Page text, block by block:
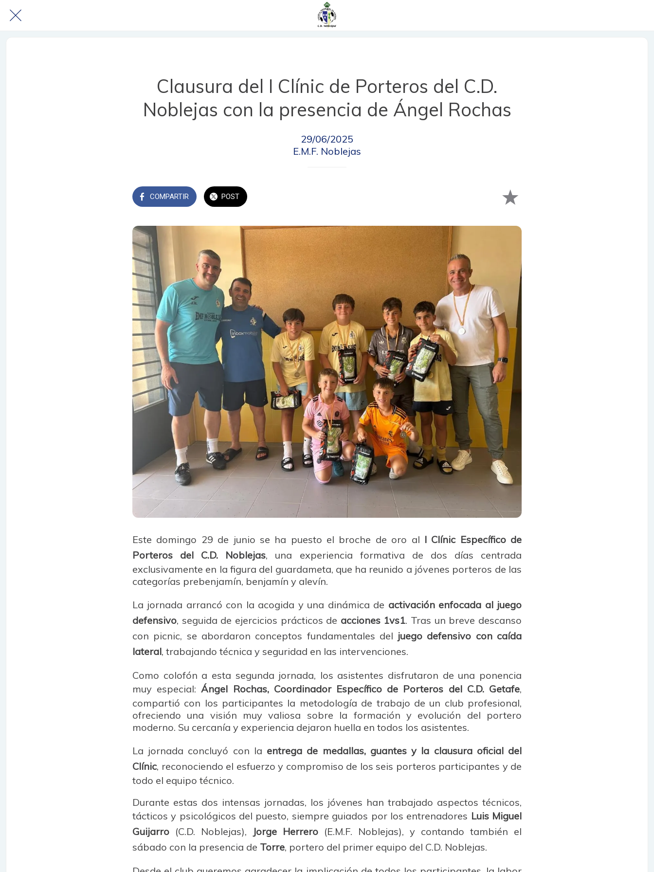
Clausura del I Clínic de Porteros del C.D.
Noblejas con la presencia de Ángel Rochas
29/06/2025
E.M.F. Noblejas
COMPARTIR POST
Este domingo 29 de junio se ha puesto el broche de oro al I Clínic Específico de
Porteros del C.D. Noblejas, una experiencia formativa de dos días centrada
exclusivamente en la figura del guardameta, que ha reunido a jóvenes porteros de las
categorías prebenjamín, benjamín y alevín.
La jornada arrancó con la acogida y una dinámica de activación enfocada al juego
defensivo, seguida de ejercicios prácticos de acciones 1vs1. Tras un breve descanso
con picnic, se abordaron conceptos fundamentales del juego defensivo con caída
lateral, trabajando técnica y seguridad en las intervenciones.
Como colofón a esta segunda jornada, los asistentes disfrutaron de una ponencia
muy especial:Ángel Rochas, Coordinador Específico de Porteros del C.D. Getafe,
compartió con los participantes la metodología de trabajo de un club profesional,
ofreciendo una visión muy valiosa sobre la formación y evolución del portero
moderno. Su cercanía y experiencia dejaron huella en todos los asistentes.
La jornada concluyó con la entrega de medallas, guantes y la clausura oficial del
Clínic, reconociendo el esfuerzo y compromiso de los seis porteros participantes y de
todo el equipo técnico.
Durante estas dos intensas jornadas, los jóvenes han trabajado aspectos técnicos,
tácticos y psicológicos del puesto, siempre guiados por los entrenadores Luis Miguel
Guijarro (C.D. Noblejas), Jorge Herrero (E.M.F. Noblejas), y contando también el
sábado con la presencia de Torre, portero del primer equipo del C.D. Noblejas.